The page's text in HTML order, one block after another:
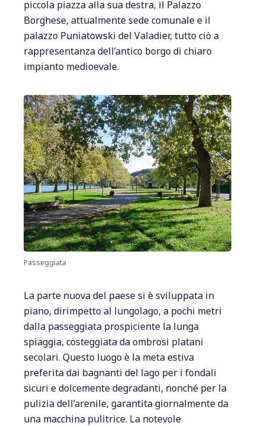
piccola piazza alla sua destra, il Palazzo
Borghese, attualmente sede comunale e il
palazzo Puniatowski del Valadier, tutto ciò a
rappresentanza dell’antico borgo di chiaro
impianto medioevale.
Passeggiata
La parte nuova del paese si è sviluppata in
piano, dirimpetto al lungolago, a pochi metri
dalla passeggiata prospiciente la lunga
spiaggia, costeggiata da ombrosi platani
secolari. Questo luogo è la meta estiva
preferita dai bagnanti del lago per i fondali
sicuri e dolcemente degradanti, nonché per la
pulizia dell’arenile, garantita giornalmente da
una macchina pulitrice. La notevole